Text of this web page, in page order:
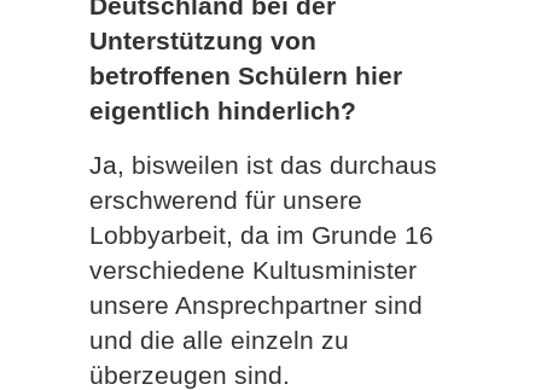
Unterstützung von
betroffenen Schülern hier
eigentlich hinderlich?
Ja, bisweilen ist das durchaus
erschwerend für unsere
Lobbyarbeit, da im Grunde 16
verschiedene Kultusminister
unsere Ansprechpartner sind
und die alle einzeln zu
überzeugen sind.